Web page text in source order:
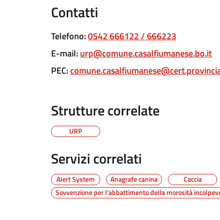
Contatti
Telefono:0542 666122 / 666223
E-mail:urp@comune.casalfiumanese.bo.it
PEC:
Strutture correlate
URP
Servizi correlati
Alert System Anagrafe canina Caccia
Sovvenzione per l'abbattimento della morosità